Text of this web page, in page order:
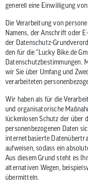
generell eine Einwilligung von
Die Verarbeitung von
Namens, der Anschrift oder
der Datenschutz-
den für die "Lucky Bike.de
Datenschutzbestimmungen.
wir Sie über Umfang und
verarbeiteten
Wir haben als für die
und organisatorische
lückenlosen Schutz der über
personenbezogenen Daten
internetbasierte
aufweisen, sodass ein
Aus diesem Grund steht es
alternativen Wegen,
übermitteln.